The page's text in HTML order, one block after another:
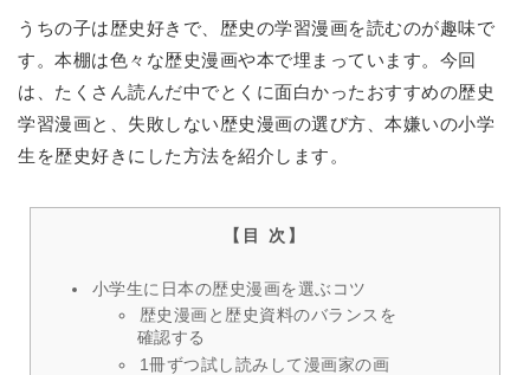
うちの子は歴史好きで、歴史の学習漫画を読むのが趣味で
す。本棚は色々な歴史漫画や本で埋まっています。今回
は、たくさん読んだ中でとくに面白かったおすすめの歴史
学習漫画と、失敗しない歴史漫画の選び方、本嫌いの小学
生を歴史好きにした方法を紹介します。
小学生に日本の歴史漫画を選ぶコツ
歴史漫画と歴史資料のバランスを
確認する
1冊ずつ試し読みして漫画家の画